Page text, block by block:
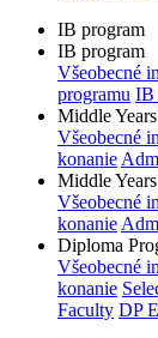
IB program
IB program
Všeobecné
programu IB
Middle
Všeobecné
konanie
Middle
Všeobecné
konanie
Diploma
Všeobecné
konanie
Faculty DP